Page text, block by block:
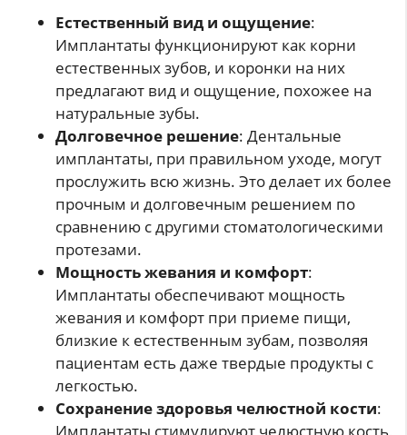
Естественный вид и ощущение:
Имплантаты функционируют как корни
естественных зубов, и коронки на них
предлагают вид и ощущение, похожее на
натуральные зубы.
Долговечное решение: Дентальные
имплантаты, при правильном уходе, могут
прослужить всю жизнь. Это делает их более
прочным и долговечным решением по
сравнению с другими стоматологическими
протезами.
Мощность жевания и комфорт:
Имплантаты обеспечивают мощность
жевания и комфорт при приеме пищи,
близкие к естественным зубам, позволяя
пациентам есть даже твердые продукты с
легкостью.
Сохранение здоровья челюстной кости: